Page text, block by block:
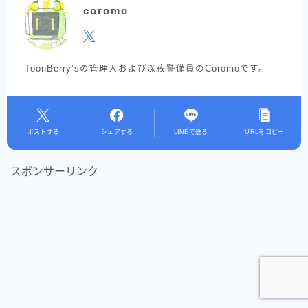
coromo
ToonBerry’sの管理人および深夜警備員のCoromoです。
ポストする シェアする LINEで送る URLをコピー
スポンサーリンク